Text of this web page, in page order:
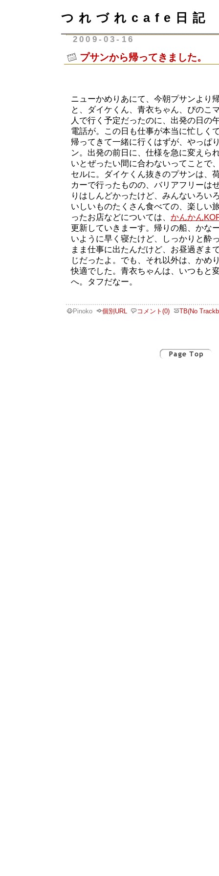
つれづれcafe日記
2009-03-16
プサンから帰ってきました。
ニューかめりあにて、今朝プサンより
と、ダイケくん、青衣ちゃん、ぴのこ
人で行く予定だったのに、出発の日の
電話が。この日も仕事が本当に忙しく
帰ってきて一緒に行くはずが、やっぱ
ン。出発の前日に、仕様を急に変えら
いとぜったい間に合わないってことで
セルに。ダイケくん抜きのプサンは、
カーで行ったものの、バリアフリーは
りはしんどかったけど、みんないろい
いしいものたくさん食べての、楽しい
ったお店などについては、 かんかん
更新していきまーす。帰りの船、かな
いように早く寝たけど、しっかりと酔
まま仕事に出たんだけど、お昼過ぎま
じだったよ。でも、それ以外は、かめ
快適でした。青衣ちゃんは、いつもと
へ。タフだなー。
Pinoko 個別URL コメント(0) TB(No